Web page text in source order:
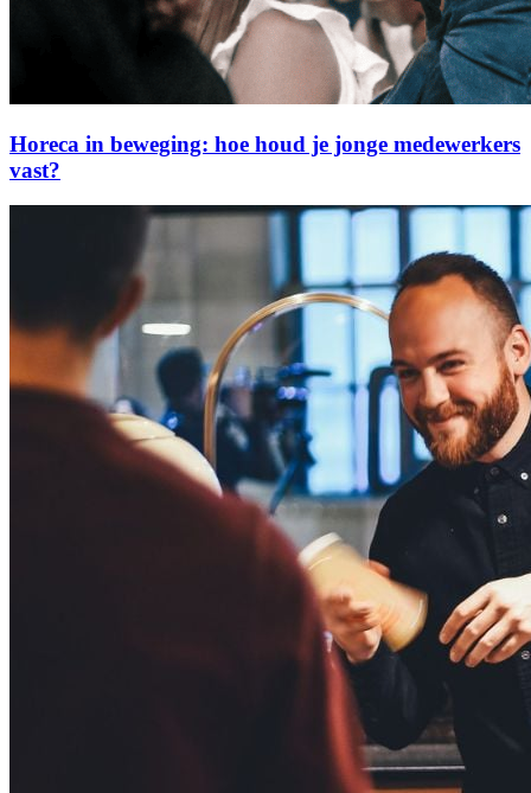
Horeca in beweging: hoe houd je jonge medewerkers
vast?